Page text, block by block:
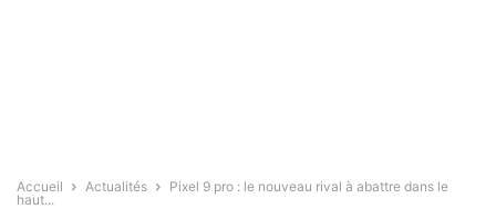
Accueil Actualités
Pixel 9 pro : le nouveau rival à abattre dans le
haut...